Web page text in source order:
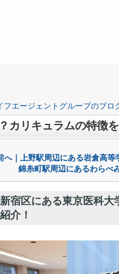
フエージェントグループのブロ
カリキュラムの特徴を
｜上野駅周辺にある岩倉高等
錦糸町駅周辺にあるわらべ
新宿区にある東京医科大
紹介！